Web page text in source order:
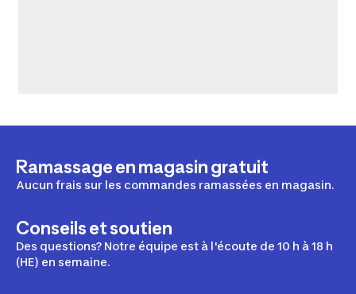
Ramassage en magasin gratuit
Aucun frais sur les commandes ramassées en magasin.
Conseils et soutien
Des questions? Notre équipe est à l'écoute de 10 h à 18 h
(HE) en semaine.